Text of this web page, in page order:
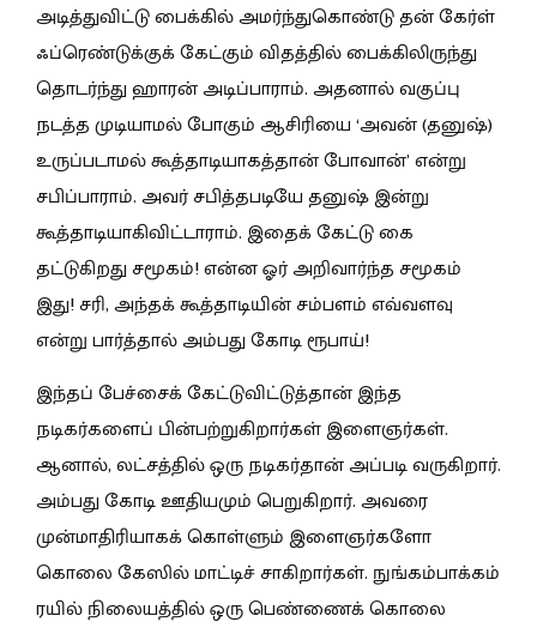
அடித்துவிட்டு பைக்கில் அமர்ந்துகொண்டு தன் கேர்ள்
ஃப்ரெண்டுக்குக் கேட்கும் விதத்தில் பைக்கிலிருந்து
தொடர்ந்து ஹாரன் அடிப்பாராம். அதனால் வகுப்பு
நடத்த முடியாமல் போகும் ஆசிரியை ‘அவன் (தனுஷ்)
உருப்படாமல் கூத்தாடியாகத்தான் போவான்’ என்று
சபிப்பாராம். அவர் சபித்தபடியே தனுஷ் இன்று
கூத்தாடியாகிவிட்டாராம். இதைக் கேட்டு கை
தட்டுகிறது சமூகம்! என்ன ஓர் அறிவார்ந்த சமூகம்
இது! சரி, அந்தக் கூத்தாடியின் சம்பளம் எவ்வளவு
என்று பார்த்தால் அம்பது கோடி ரூபாய்!
இந்தப் பேச்சைக் கேட்டுவிட்டுத்தான் இந்த
நடிகர்களைப் பின்பற்றுகிறார்கள் இளைஞர்கள்.
ஆனால், லட்சத்தில் ஒரு நடிகர்தான் அப்படி வருகிறார்.
அம்பது கோடி ஊதியமும் பெறுகிறார். அவரை
முன்மாதிரியாகக் கொள்ளும் இளைஞர்களோ
கொலை கேஸில் மாட்டிச் சாகிறார்கள். நுங்கம்பாக்கம்
ரயில் நிலையத்தில் ஒரு பெண்ணைக் கொலை